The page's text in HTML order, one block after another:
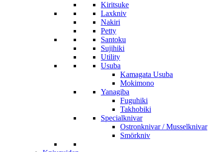
Kiritsuke
Laxkniv
Nakiri
Petty
Santoku
Sujihiki
Utility
Usuba
Kamagata Usuba
Mokimono
Yanagiba
Fuguhiki
Takhobiki
Specialknivar
Ostronknivar / Musselknivar
Smörkniv